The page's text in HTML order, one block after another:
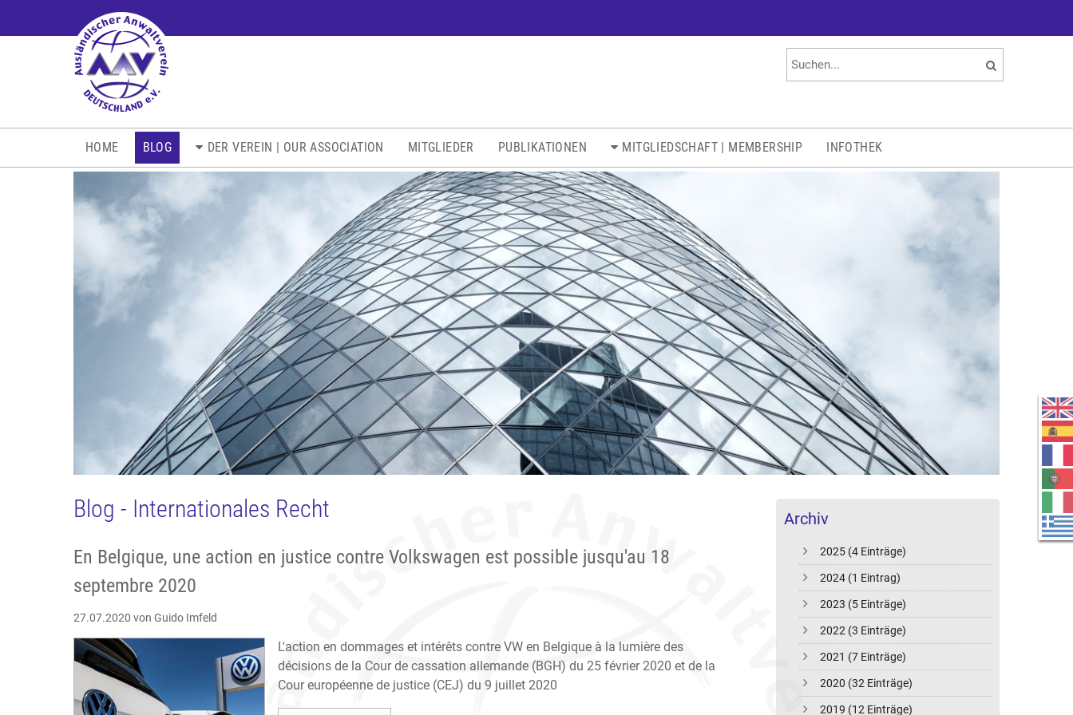
HOME BLOG DER VEREIN | OUR ASSOCIATION MITGLIEDER PUBLIKATIONEN MITGLIEDSCHAFT | MEMBERSHIP INFOTHEK
Archiv
2025 (4 Einträge)
2024 (1 Eintrag)
2023 (5 Einträge)
2022 (3 Einträge)
2021 (7 Einträge)
2020 (32 Einträge)
2019 (12 Einträge)
Blog - Internationales Recht
En Belgique, une action en justice contre Volkswagen est possible jusqu'au 18
septembre 2020
27.07.2020 von Guido Imfeld
L'action en dommages et intérêts contre VW en Belgique à la lumière des
décisions de la Cour de cassation allemande (BGH) du 25 février 2020 et de la
Cour européenne de justice (CEJ) du 9 juillet 2020